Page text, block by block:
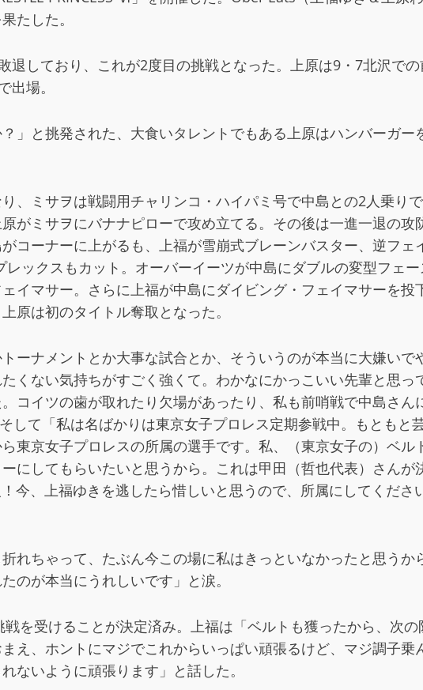
たした。
しており、これが2度目の挑戦となった。上原は9・7北沢で
場。
」と挑発された、大食いタレントでもある上原はハンバーガー
、ミサヲは戦闘用チャリンコ・ハイパミ号で中島との2人乗り
がミサヲにバナナピローで攻め立てる。その後は一進一退の
コーナーに上がるも、上福が雪崩式ブレーンバスター、逆フェ
ックスもカット。オーバーイーツが中島にダブルの変型フェ
イマサー。さらに上福が中島にダイビング・フェイマサーを投
原は初のタイトル奪取となった。
ーナメントとか大事な試合とか、そういうのが本当に大嫌い
くない気持ちがすごく強くて。わかなにかっこいい先輩と思っ
コイツの歯が取れたり欠場があったり、私も前哨戦で中島さん
て「私は名ばかりは東京女子プロレス定期参戦中。もともと
東京女子プロレスの所属の選手です。私、（東京女子の）ベル
にしてもらいたいと思うから。これは甲田（哲也代表）さんが
今、上福ゆきを逃したら惜しいと思うので、所属にしてくださ
れちゃって、たぶん今この場に私はきっといなかったと思うか
のが本当にうれしいです」と涙。
を受けることが決定済み。上福は「ベルトも獲ったから、次
え、ホントにマジでこれからいっぱい頑張るけど、マジ調子乗
ないように頑張ります」と話した。